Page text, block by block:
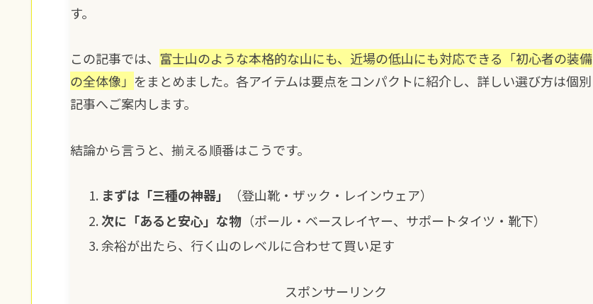
す。
この記事では、 富士山のような本格的な山にも、近場の低山にも対応できる「初心者の装備
の全体像」 をまとめました。各アイテムは要点をコンパクトに紹介し、詳しい選び方は個別
記事へご案内します。
結論から言うと、揃える順番はこうです。
まずは「三種の神器」
（登山靴・ザック・レインウェア）
次に「あると安心」な物（ポール・ベースレイヤー、サポートタイツ・靴下）
余裕が出たら、行く山のレベルに合わせて買い足す
スポンサーリンク